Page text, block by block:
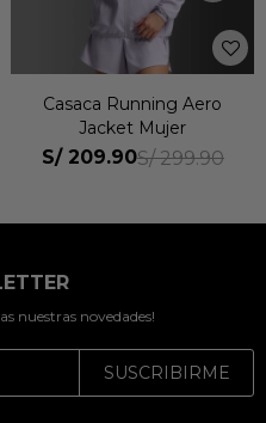
Casaca Running Aero
Jacket Mujer
S/ 209.90S/ 299.90
nuestras novedades!
SUSCRIBIRME